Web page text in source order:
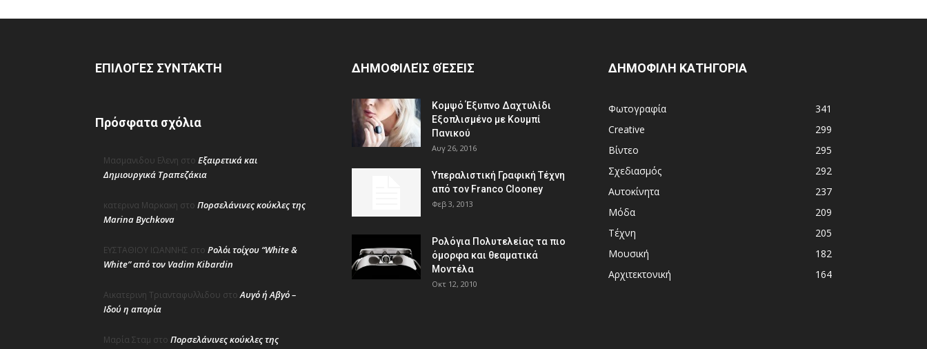
ΕΠΙΛΟΓΈΣ ΣΥΝΤΆΚΤΗ
Πρόσφατα σχόλια
Μασμανιδου Ελενη στο Εξαιρετικά και
Δημιουργικά Τραπεζάκια
κατερινα Μαρκακη στο Πορσελάνινες κούκλες της
Marina Bychkova
ΕΥΣΤΑΘΙΟΥ ΙΩΑΝΝΗΣ στο Ρολόι τοίχου “White &
White” από τον Vadim Kibardin
Αικατερινη Τριανταφυλλιδου στοΑυγό ή Αβγό –
Ιδού η απορία
Μαρία Σταμ στο Πορσελάνινες κούκλες της
ΔΗΜΟΦΙΛΕΊΣ ΘΈΣΕΙΣ
Κομψό Έξυπνο Δαχτυλίδι
Εξοπλισμένο με Κουμπί
Πανικού
Αυγ 26, 2016
Υπεραλιστική Γραφική Τέχνη
από τον Franco Clooney
Φεβ 3, 2013
Ρολόγια Πολυτελείας τα πιο
όμορφα και θεαματικά
Μοντέλα
Οκτ 12, 2010
ΔΗΜΟΦΙΛΗ ΚΑΤΗΓΟΡΙΑ
Φωτογραφία
341
Creative
299
Βίντεο
295
Σχεδιασμός
292
Αυτοκίνητα
237
Μόδα
209
Τέχνη
205
Μουσική
182
Αρχιτεκτονική
164